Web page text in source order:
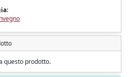
questo prodotto.